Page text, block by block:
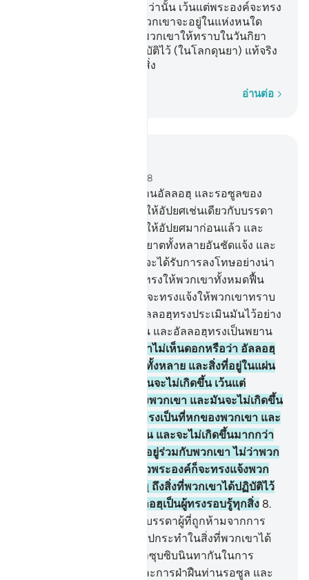
นั้น และจะไม่เกิดขึ้นมากกว่านั้น เว้นแต่พระองค์จะทรง
อยู่ร่วมกับพวกเขา ไม่ว่าพวกเขาจะอยู่ในแห่งหนใด
แล้วพระองค์ก็จะทรงแจ้งพวกเขาให้ทราบในวันกิยา
มะฮฺ ถึงสิ่งที่พวกเขาได้ปฏิบัติไว้ (ในโลกดุนยา) แท้จริง
อัลลอฮฺเป็นผู้ทรงรอบรู้ทุกสิ่ง
อ่านต่อ
บท 58, หน้าหนังสือ 543, จุซ 28
[5] แท้จริงบรรดาผู้ต่อต้านอัลลอฮฺ และรอซูลของ
พระองค์ พวกเขาจะถูกทำให้อัปยศเช่นเดียวกับบรรดา
ก่อนหน้าพวกเขาได้ถูกทำให้อัปยศมาก่อนแล้ว และ
แน่นอน เราได้ประทานอายาตทั้งหลายอันชัดแจ้ง และ
สำหรับพวกปฏิเสธศรัทธาจะได้รับการลงโทษอย่างน่า
[6] วันที่อัลลอฮฺจะทรงให้พวกเขาทั้งหมดฟื้น
คืนชีพขึ้นมา แล้วพระองค์จะทรงแจ้งให้พวกเขาทราบ
ถึงสิ่งที่พวกเขาปฏิบัติไว้ อัลลอฮฺทรงประเมินมันไว้อย่าง
ครบถ้วน แต่พวกเขาลืมมัน และอัลลอฮฺทรงเป็นพยาน
[7] เจ้าไม่เห็นดอกหรือว่า อัลลอฮฺ
ทรงรอบรู้สิ่งที่อยู่ในชั้นฟ้าทั้งหลาย และสิ่งที่อยู่ในแผ่น
ดิน การซุบซิบกันในสามคนจะไม่เกิดขึ้น เว้นแต่
พระองค์จะทรงเป็นที่สี่ของพวกเขา และมันจะไม่เกิดขึ้น
ในห้าคน เว้นแต่พระองค์ทรงเป็นที่หกของพวกเขา และ
มันจะไม่เกิดขึ้นน้อยกว่านั้น และจะไม่เกิดขึ้นมากกว่า
นั้น เว้นแต่พระองค์จะทรงอยู่ร่วมกับพวกเขา ไม่ว่าพวก
เขาจะอยู่ในแห่งหนใด แล้วพระองค์ก็จะทรงแจ้งพวก
เขาให้ทราบในวันกิยามะฮฺ ถึงสิ่งที่พวกเขาได้ปฏิบัติไว้
(ในโลกดุนยา) แท้จริงอัลลอฮฺเป็นผู้ทรงรอบรู้ทุกสิ่ง 8.
[8] เจ้าไม่เห็นดอกหรือว่า บรรดาผู้ที่ถูกห้ามจากการ
ซุบซิบ แล้วพวกเขาก็กลับไปกระทำในสิ่งที่พวกเขาได้
ถูกห้ามเอาไว้ และพวกเขาซุบซิบนินทากันในการ
ทำบาปและการเป็นศัตรูและการฝ่าฝืนท่านรอซูล และ